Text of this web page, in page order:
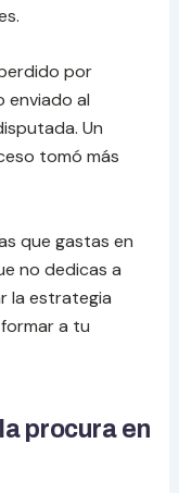
por
enviado al
Un
tomó más
que gastas en
no dedicas a
la estrategia
a tu
procura en